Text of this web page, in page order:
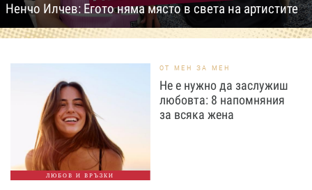
Ненчо Илчев: Егото няма място в света на артистите
ЛЮБОВ И ВРЪЗКИ
ОТ МЕН ЗА МЕН
Не е нужно да заслужиш
любовта: 8 напомняния
за всяка жена